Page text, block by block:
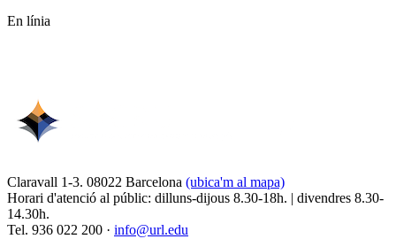
En línia
Claravall 1-3. 08022 Barcelona (ubica'm al mapa)
Horari d'atenció al públic: dilluns-dijous 8.30-18h. | divendres 8.30-
14.30h.
Tel. 936 022 200 · info@url.edu